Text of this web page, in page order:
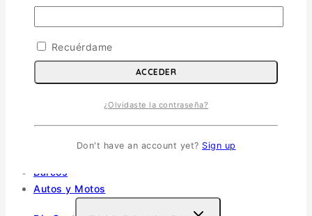
Helicópteros
Vehiculos Militares
Escala 1/35
Barcos
Autos y Motos
Recuérdame
ACCEDER
¿Olvidaste la contraseña?
Don't have an account yet? Sign up